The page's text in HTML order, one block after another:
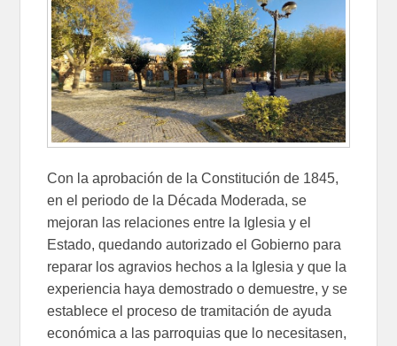
Con la aprobación de la Constitución de 1845,
en el periodo de la Década Moderada, se
mejoran las relaciones entre la Iglesia y el
Estado, quedando autorizado el Gobierno para
reparar los agravios hechos a la Iglesia y que la
experiencia haya demostrado o demuestre, y se
establece el proceso de tramitación de ayuda
económica a las parroquias que lo necesitasen,